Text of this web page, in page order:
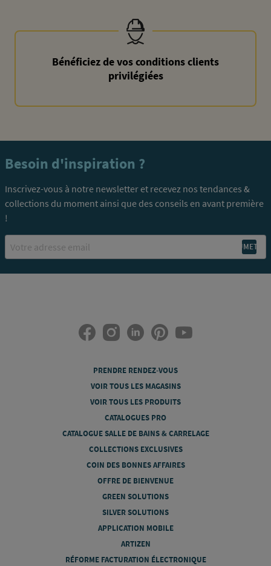
Bénéficiez de vos conditions clients
privilégiées
Besoin d'inspiration ?
Inscrivez-vous à notre newsletter et recevez nos tendances &
collections du moment ainsi que des conseils en avant première
!
PRENDRE RENDEZ-VOUS
VOIR TOUS LES MAGASINS
VOIR TOUS LES PRODUITS
CATALOGUES PRO
CATALOGUE SALLE DE BAINS & CARRELAGE
COLLECTIONS EXCLUSIVES
COIN DES BONNES AFFAIRES
OFFRE DE BIENVENUE
GREEN SOLUTIONS
SILVER SOLUTIONS
APPLICATION MOBILE
ARTIZEN
RÉFORME FACTURATION ÉLECTRONIQUE